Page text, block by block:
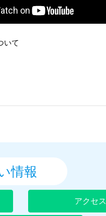
いて
二種
情報
アクセス